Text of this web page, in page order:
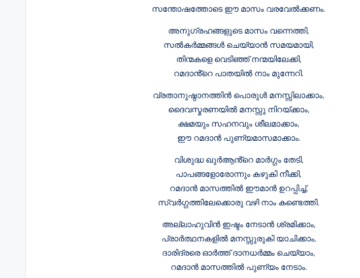
സന്തോഷത്തോടെ ഈ മാസം വരവേൽക്കണം.
അനുഗ്രഹങ്ങളുടെ മാസം വന്നെത്തി,
സൽകർമ്മങ്ങൾ ചെയ്യാൻ സമയമായി,
തിന്മകളെ വെടിഞ്ഞ് നന്മയിലേക്കി,
റമദാൻ്റെ പാതയിൽ നാം മുന്നേറി.
വ്രതാനുഷ്ഠാനത്തിൻ പൊരുൾ മനസ്സിലാക്കാം,
ദൈവസ്മരണയിൽ മനസ്സു നിറയ്ക്കാം,
ക്ഷമയും സഹനവും ശീലമാക്കാം,
ഈ റമദാൻ പുണ്യമാസമാക്കാം.
വിശുദ്ധ ഖുർആൻ്റെ മാർഗ്ഗം തേടി,
പാപങ്ങളോരോന്നും കഴുകി നീക്കി,
റമദാൻ മാസത്തിൽ ഈമാൻ ഉറപ്പിച്ച്,
സ്വർഗ്ഗത്തിലേക്കൊരു വഴി നാം കണ്ടെത്തി.
അല്ലാഹുവിൻ ഇഷ്ടം നേടാൻ ശ്രമിക്കാം,
പ്രാർത്ഥനകളിൽ മനസ്സുരുകി യാചിക്കാം,
ദാരിദ്രരെ ഓർത്ത് ദാനധർമ്മം ചെയ്യാം,
റമദാൻ മാസത്തിൽ പുണ്യം നേടാം.